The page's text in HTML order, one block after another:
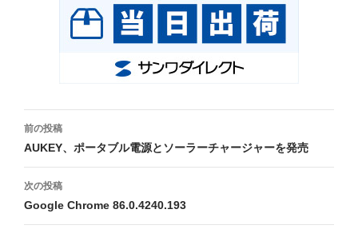
投
稿
ナ
ビ
前の投稿
AUKEY、ポータブル電源とソーラーチャージャーを発売
次の投稿
Google Chrome 86.0.4240.193